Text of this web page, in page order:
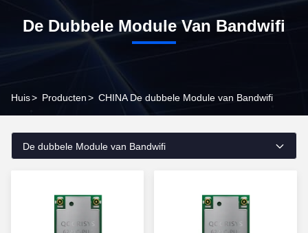
De Dubbele Module Van Bandwifi
Huis> Producten> CHINA De dubbele Module van Bandwifi
De dubbele Module van Bandwifi